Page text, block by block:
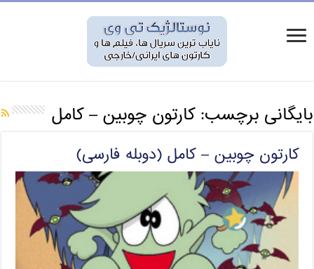
بایگانی برچسب:کارتون چوبین – کامل
کارتون چوبین – کامل (دوبله فارسی)